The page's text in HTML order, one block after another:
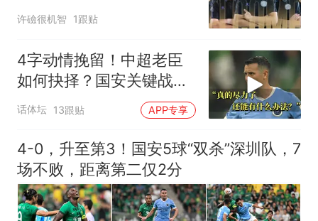
务迫在眉睫
许礆很机智 1跟贴
4字动情挽留！中超老臣
如何抉择？国安关键战：
37岁功臣再度封神
话体坛 13跟贴 APP专享
4-0，升至第3！国安5球“双杀”深圳队，7
场不败，距离第二仅2分